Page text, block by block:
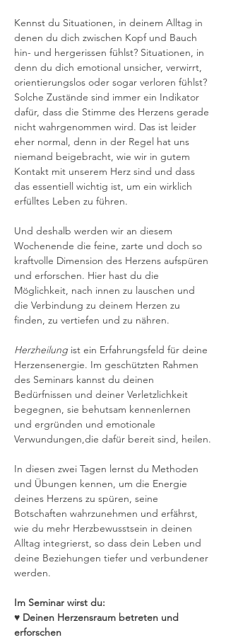
Kennst du Situationen, in deinem Alltag in
denen du dich zwischen Kopf und Bauch
hin- und hergerissen fühlst? Situationen, in
denn du dich emotional unsicher, verwirrt,
orientierungslos oder sogar verloren fühlst?
Solche Zustände sind immer ein Indikator
dafür, dass die Stimme des Herzens gerade
nicht wahrgenommen wird. Das ist leider
eher normal, denn in der Regel hat uns
niemand beigebracht, wie wir in gutem
Kontakt mit unserem Herz sind und dass
das essentiell wichtig ist, um ein wirklich
erfülltes Leben zu führen.
Und deshalb werden wir an diesem
Wochenende die feine, zarte und doch so
kraftvolle Dimension des Herzens aufspüren
und erforschen. Hier hast du die
Möglichkeit, nach innen zu lauschen und
die Verbindung zu deinem Herzen zu
finden, zu vertiefen und zu nähren.
Herzheilung ist ein Erfahrungsfeld für deine
Herzensenergie. Im geschützten Rahmen
des Seminars kannst du deinen
Bedürfnissen und deiner Verletzlichkeit
begegnen, sie behutsam kennenlernen
und ergründen und emotionale
Verwundungen,die dafür bereit sind, heilen.
In diesen zwei Tagen lernst du Methoden
und Übungen kennen, um die Energie
deines Herzens zu spüren, seine
Botschaften wahrzunehmen und erfährst,
wie du mehr Herzbewusstsein in deinen
Alltag integrierst, so dass dein Leben und
deine Beziehungen tiefer und verbundener
werden.
Im Seminar wirst du:
♥️ Deinen Herzensraum betreten und
erforschen